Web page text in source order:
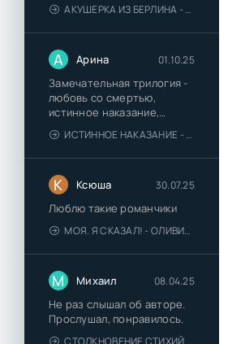
АКУШЕРКА ИЗ БЕРЛИНА - АННА СТЮАРТ
А Арина 01.10.25
Замечательная трилогия -
любовь со смертью,
истинное наказание,
любимая для монстра -
понравились
ИСТИННОЕ НАКАЗАНИЕ - ОЛЬГА ГУСЕЙНОВА
К Ксюша 30.07.25
Люблю такие романчики
МОЯ. Я СКАЗАЛ! - ОЛИВИЯ ЛЕЙК
М Михаил 08.04.25
Не раз слышал об авторе.
Прослушал, понравилось.